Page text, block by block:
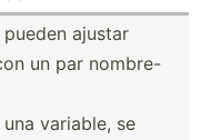
ajustar
un par nombre­-
variable, se